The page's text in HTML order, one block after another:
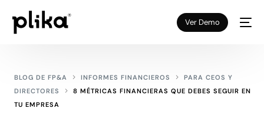
Ver Demo
BLOG DE FP&A INFORMES FINANCIEROS
PARA CEOS Y
DIRECTORES
8 MÉTRICAS FINANCIERAS QUE DEBES SEGUIR EN
TU EMPRESA